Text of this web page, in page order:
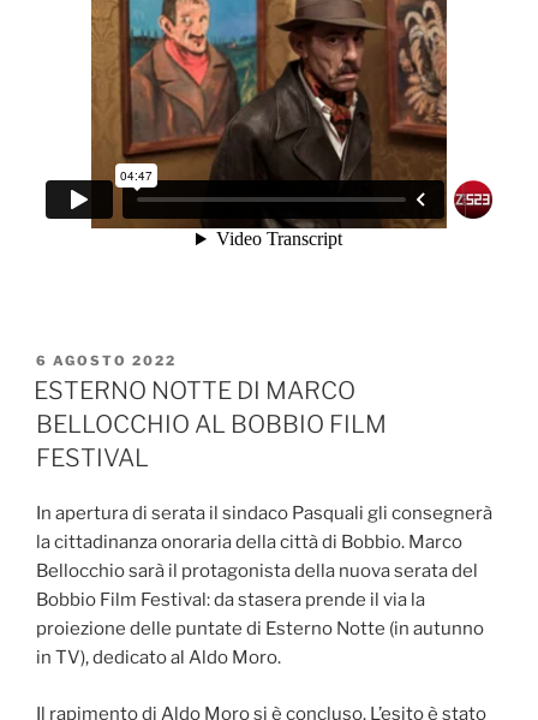
PUBBLICATO
IL
6 AGOSTO 2022
ESTERNO NOTTE DI MARCO
BELLOCCHIO AL BOBBIO FILM
FESTIVAL
In apertura di serata il sindaco Pasquali gli consegnerà
la cittadinanza onoraria della città di Bobbio. Marco
Bellocchio sarà il protagonista della nuova serata del
Bobbio Film Festival: da stasera prende il via la
proiezione delle puntate di Esterno Notte (in autunno
in TV), dedicato al Aldo Moro.
Il rapimento di Aldo Moro si è concluso. L’esito è stato